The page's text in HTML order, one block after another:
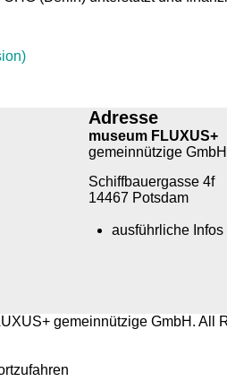
Adresse
museum FLUXUS+
gemeinnützige GmbH
Schiffbauergasse 4f
14467 Potsdam
ausführliche Infos
gemeinnützige GmbH. All